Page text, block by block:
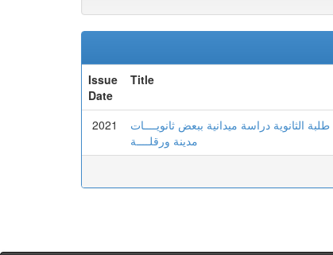
Issue
Date
Title
2021
الثانوية دراسة ميدانية ببعض ثانويــــات
مدينة ورقلــــة